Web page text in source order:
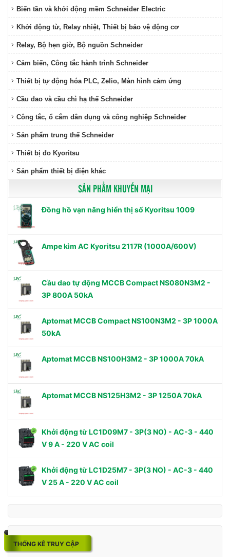
Biến tần và khởi động mềm Schneider Electric
Khởi động từ, Relay nhiệt, Thiết bị bảo vệ động cơ
Relay, Bộ hẹn giờ, Bộ nguồn Schneider
Cảm biến, Công tắc hành trình Schneider
Thiết bị tự động hóa PLC, Zelio, Màn hình cảm ứng
Cầu dao và cầu chì hạ thế Schneider
Công tắc, ổ cắm dân dụng và công nghiệp Schneider
Sản phẩm trung thế Schneider
Thiết bị đo Kyoritsu
Sản phẩm thiết bị điện khác
SẢN PHẨM KHUYẾN MẠI
Đồng hồ vạn năng hiển thị số Kyoritsu 1009
Ampe kìm AC Kyoritsu 2117R (1000A/600V)
Cầu dao tự động MCCB Compact NS080N3M2 -
3P 800A 50kA
Aptomat MCCB Compact NS100N3M2 - 3P 1000A
50kA
Aptomat MCCB NS100H3M2 - 3P 1000A 70kA
Aptomat MCCB NS125H3M2 - 3P 1250A 70kA
Khởi động từ LC1D09M7 - 3P(3 NO) - AC-3 - 440
V 9 A - 220 V AC coil
Khởi động từ LC1D25M7 - 3P(3 NO) - AC-3 - 440
V 25 A - 220 V AC coil
THỐNG KÊ TRUY CẬP